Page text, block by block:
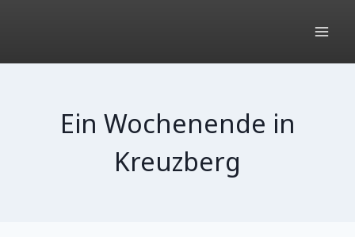
Ein Wochenende in
Kreuzberg